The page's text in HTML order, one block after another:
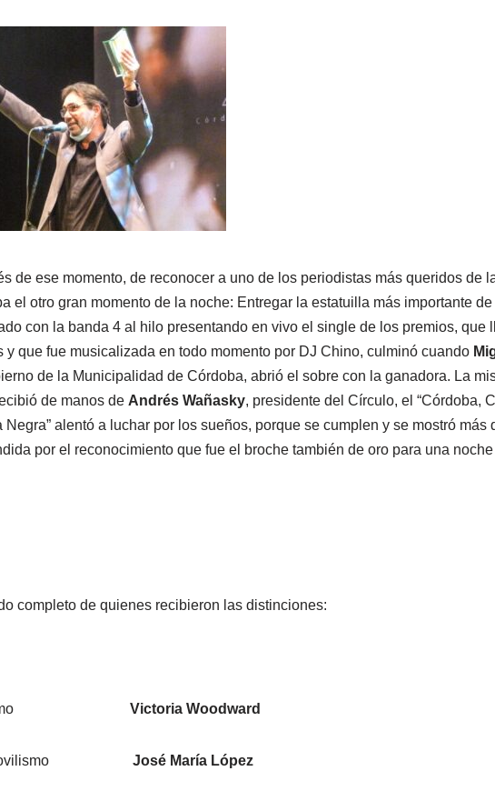
de ese momento, de reconocer a uno de los periodistas más queridos de
el otro gran momento de la noche: Entregar la estatuilla más importante
con la banda 4 al hilo presentando en vivo el single de los premios, que
y que fue musicalizada en todo momento por DJ Chino, culminó cuando
de la Municipalidad de Córdoba, abrió el sobre con la ganadora. La
de manos de Andrés Wañasky, presidente del Círculo, el “Córdoba,
Negra” alentó a luchar por los sueños, porque se cumplen y se mostró más
por el reconocimiento que fue el broche también de oro para una
completo de quienes recibieron las distinciones:
Victoria Woodward
José María López